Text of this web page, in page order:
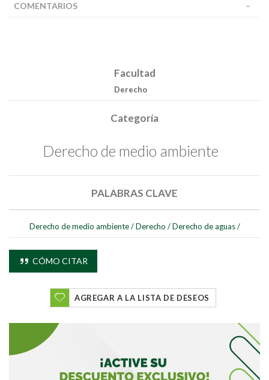
Buscar
Buscar
COMENTARIOS
Facultad
Derecho
Categoría
Derecho de medio ambiente
PALABRAS CLAVE
Derecho de medio ambiente / Derecho / Derecho de aguas /
CÓMO CITAR
AGREGAR A LA LISTA DE DESEOS